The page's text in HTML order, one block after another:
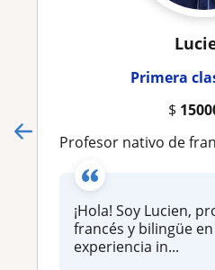
Primera
$
Profesor nativo de francés bilingüe en
¡Hola! Soy Lucien,
francés y bilingüe
experiencia in...